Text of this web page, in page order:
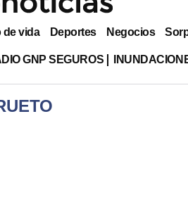
de vida Deportes Negocios
GNP SEGUROS